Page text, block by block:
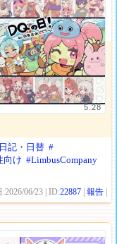
5.28
記・日替 #
向け #LimbusCompany
:2026/06/23 | ID:22887 |報告